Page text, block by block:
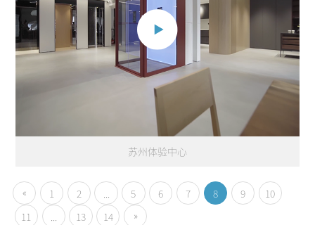
苏州体验中心
« 1 2 5 6 7 8 9
10
11
... 13 14 »